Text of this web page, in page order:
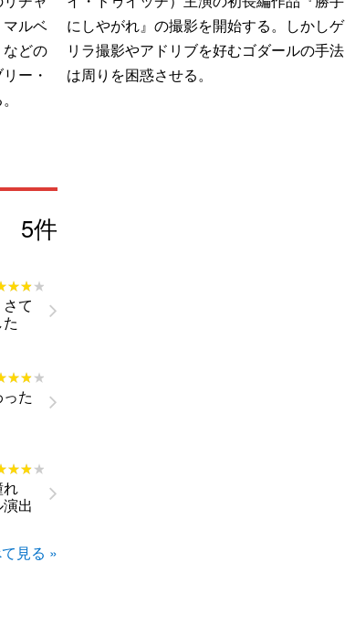
ルベ
どの
ー・
にしやがれ』の撮影を開始する。しかしゲ
リラ撮影やアドリブを好むゴダールの手法
は周りを困惑させる。
5件
て
た
れ
出
見る »